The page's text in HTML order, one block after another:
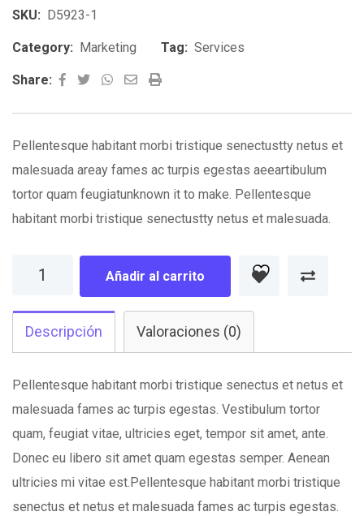
SKU: D5923-1
Category: Marketing Tag: Services
Share: Whatsapp
SharePrint
Pellentesque habitant morbi tristique senectustty netus et
malesuada areay fames ac turpis egestas aeeartibulum
tortor quam feugiatunknown it to make. Pellentesque
habitant morbi tristique senectustty netus et malesuada.
Planning
cantidad
Añadir al carrito
Descripción Valoraciones (0)
Pellentesque habitant morbi tristique senectus et netus et
malesuada fames ac turpis egestas. Vestibulum tortor
quam, feugiat vitae, ultricies eget, tempor sit amet, ante.
Donec eu libero sit amet quam egestas semper. Aenean
ultricies mi vitae est.Pellentesque habitant morbi tristique
senectus et netus et malesuada fames ac turpis egestas.